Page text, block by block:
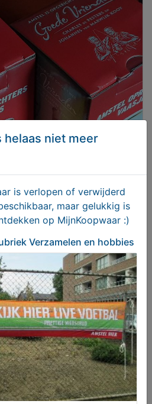
25c
helaas niet meer
is verlopen of verwijderd
maar gelukkig is
op MijnKoopwaar :)
Verzamelen en hobbies